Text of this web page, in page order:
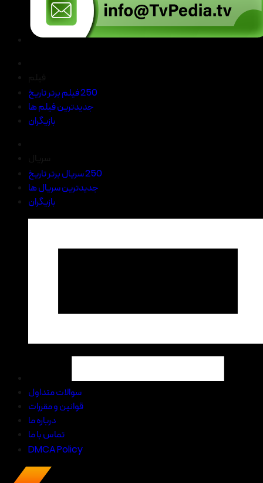
250 فیلم برتر تاریخ
جدیدترین فیلم ها
بازیگران
250 سریال برتر تاریخ
جدیدترین سریال ها
بازیگران
سوالات متداول
قوانین و مقررات
درباره ما
تماس با ما
DMCA Policy